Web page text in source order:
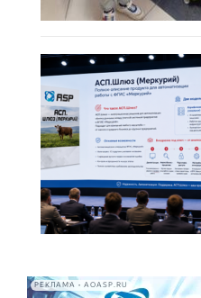
РЕКЛАМА • AOASP.RU